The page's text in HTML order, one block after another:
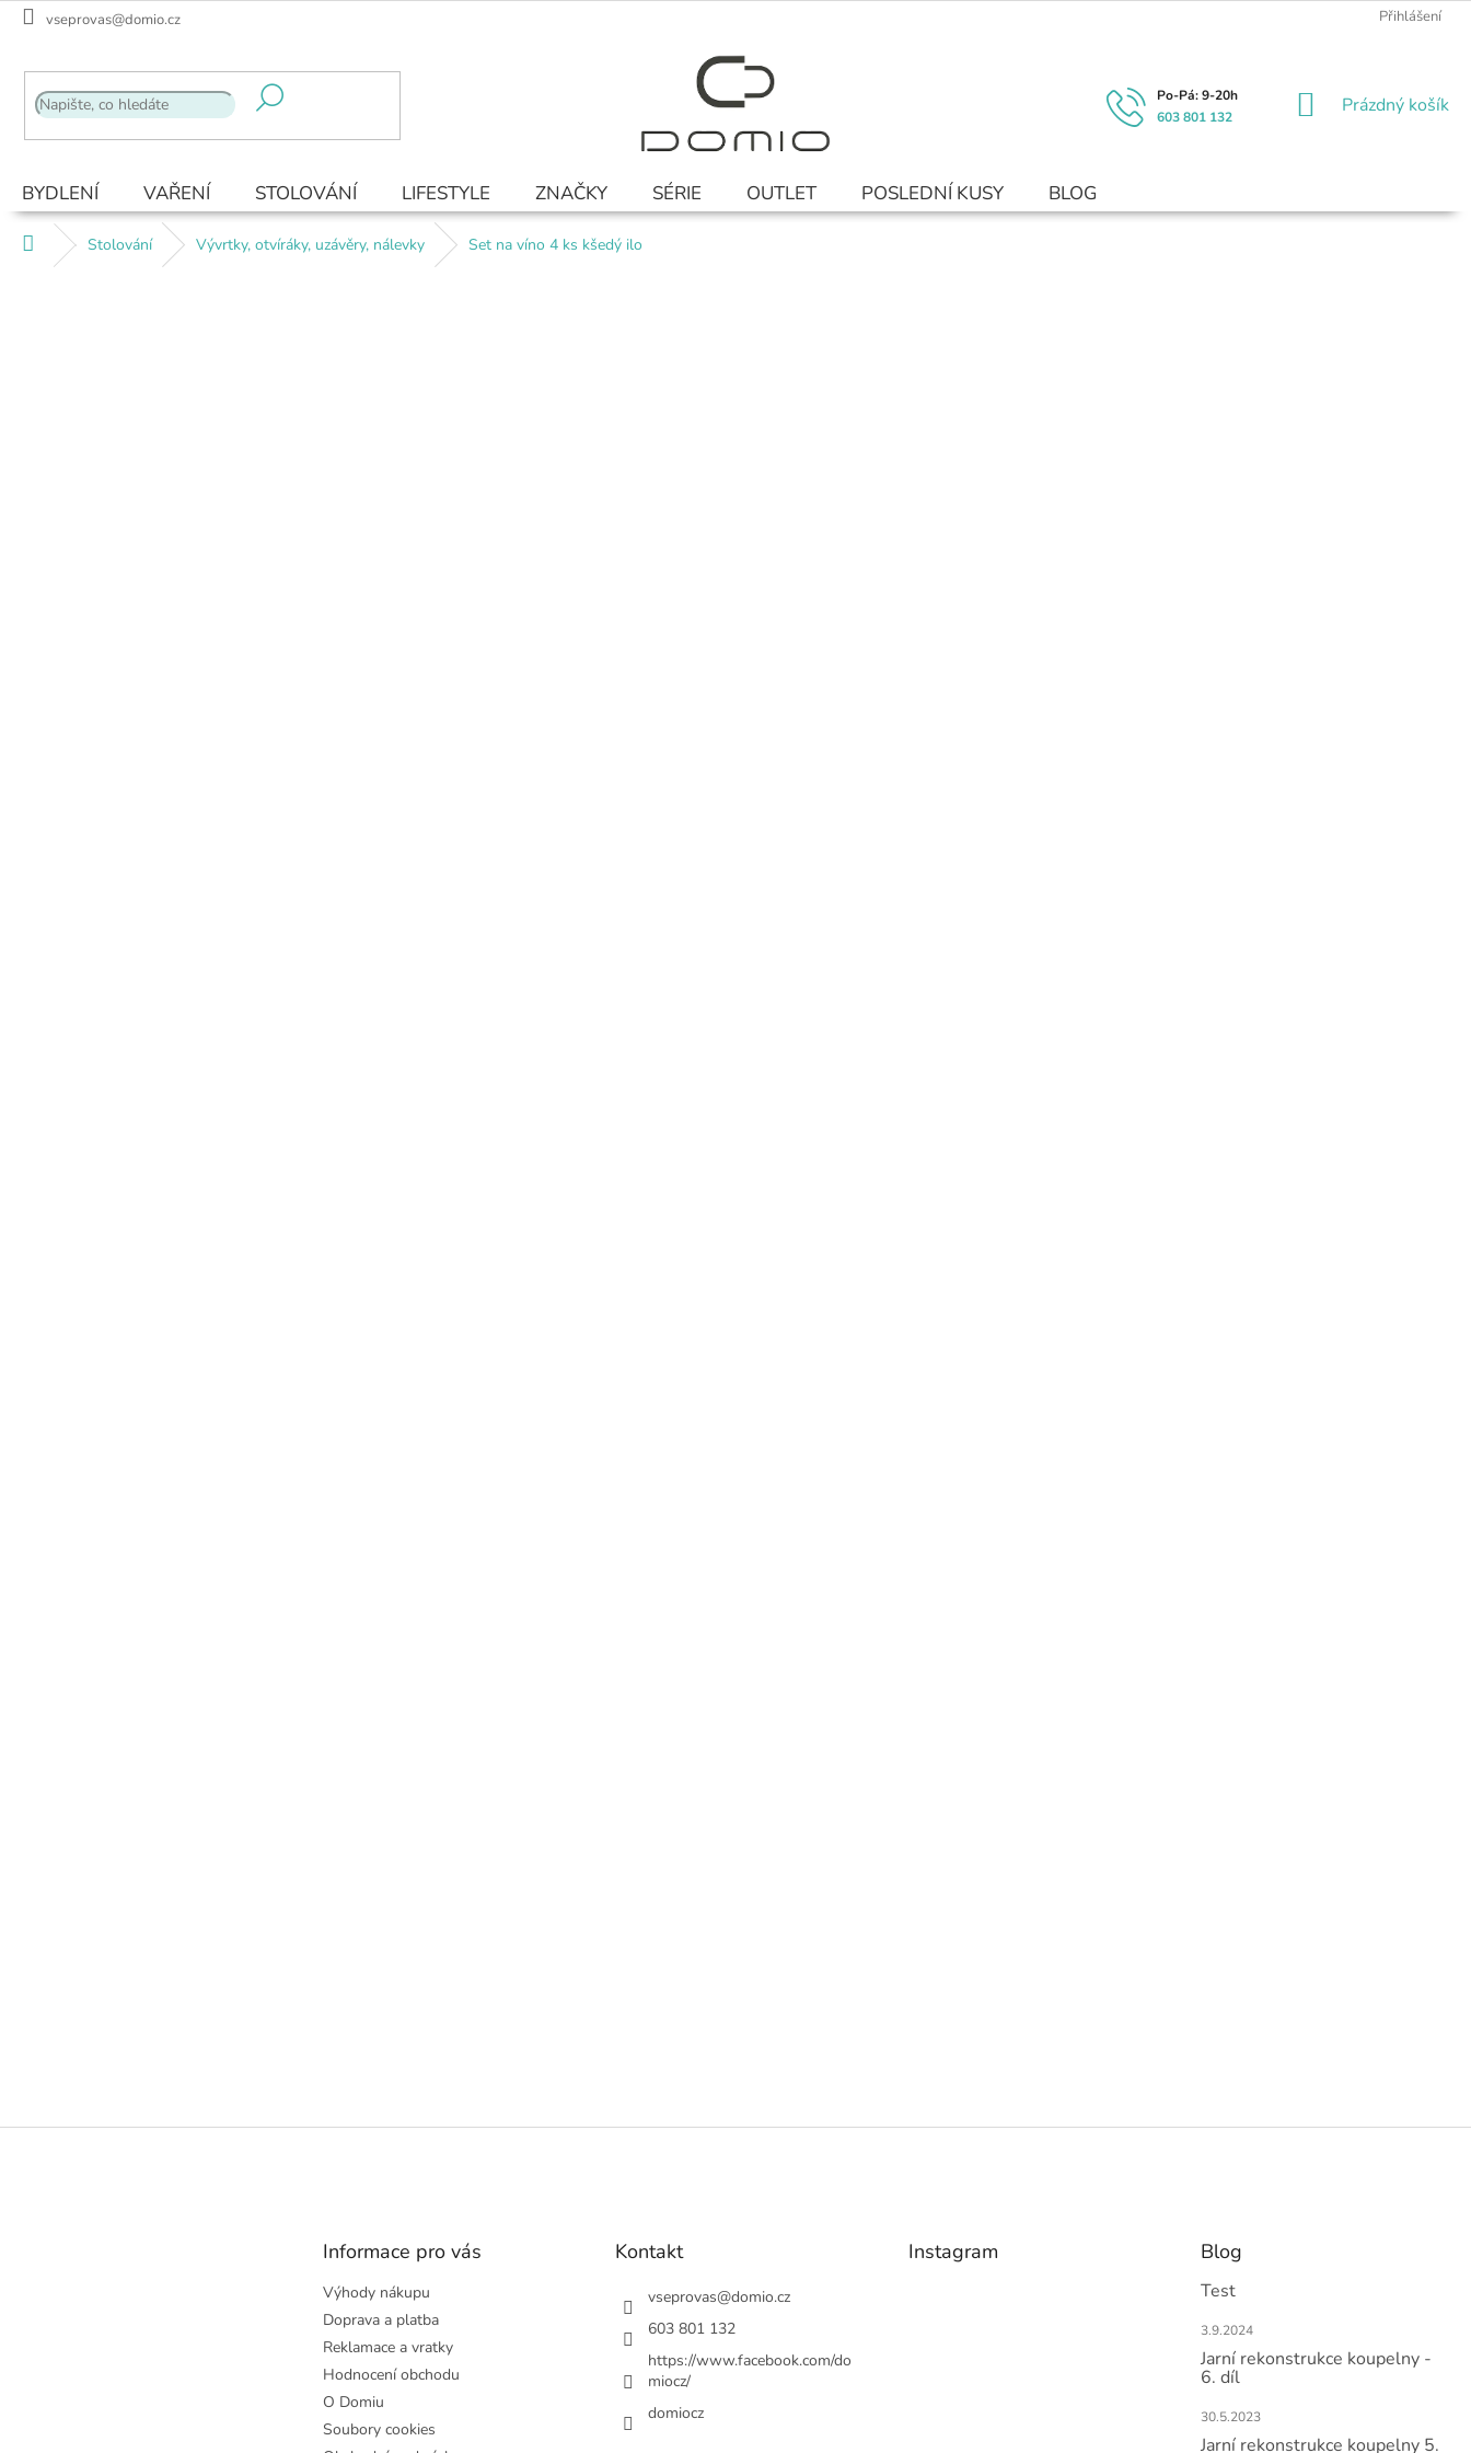
Přejít
vseprovas@domio.cz Přihlášení
603 801 132
NÁKUPNÍ
Prázdný košík
BYDLENÍ VAŘENÍ STOLOVÁNÍ LIFESTYLE ZNAČKY SÉRIE OUTLET POSLEDNÍ KUSY BLOG
Domů Stolování Vývrtky, otvíráky, uzávěry, nálevky Set na víno 4 ks kšedý ilo
Z
Informace pro vás
Výhody nákupu
Doprava a platba
Reklamace a vratky
Hodnocení obchodu
O Domiu
Soubory cookies
Kontakt
vseprovas@domio.cz
603 801 132
https://www.facebook.com/do
miocz/
domiocz
Instagram Blog
Test
3.9.2024
Jarní rekonstrukce koupelny -
6. díl
30.5.2023
Jarní rekonstrukce koupelny 5.